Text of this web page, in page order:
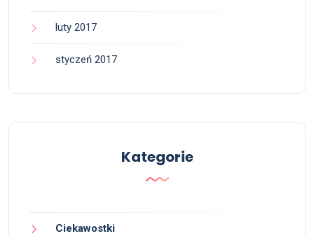
luty 2017
styczeń 2017
Kategorie
Ciekawostki